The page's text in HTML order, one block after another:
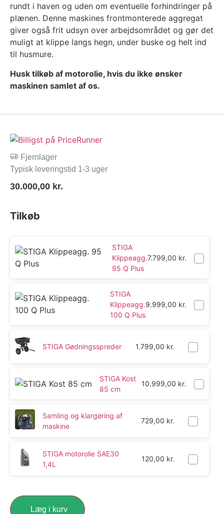
rundt i haven og uden om eventuelle forhindringer på
plænen. Denne maskines frontmonterede aggregat
giver også frit udsyn over arbejdsområdet og gør det
muligt at klippe langs hegn, under buske og helt ind
til husmure.
Husk tilkøb af motorolie, hvis du ikke ønsker
maskinen samlet af os.
Fjernlager
Typisk leveringstid 1-3 uger
30.000,00 kr.
Tilkøb
STIGA
Klippeagg.
95 Q Plus
7.799,00 kr.
STIGA
Klippeagg.
100 Q Plus
9.999,00 kr.
STIGA Gødningsspreder 1.799,00 kr.
STIGA Kost
85 cm
10.999,00 kr.
Samling og klargøring af
maskine
729,00 kr.
STIGA motorolie SAE30
1,4L
120,00 kr.
Læg i kurv